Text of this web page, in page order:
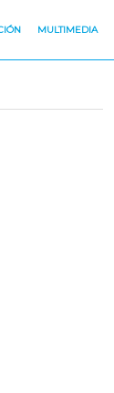
MULTIMEDIA